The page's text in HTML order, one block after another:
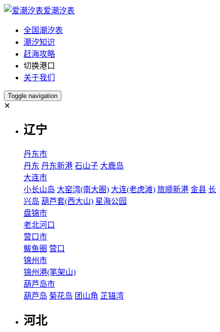
爱潮汐表
全国潮汐表
潮汐知识
赶海攻略
切换港口
关于我们
Toggle navigation
✕
辽宁
丹东市
丹东 丹东新港 石山子 大鹿岛
大连市
小长山岛 大窑湾(南大圈) 大连(老虎滩) 旅顺新港 金县 长
兴岛 葫芦套(西大山) 星海公园
盘锦市
老北河口
营口市
鲅鱼圈 营口
锦州市
锦州港(笔架山)
葫芦岛市
葫芦岛 菊花岛 团山角 芷锚湾
河北